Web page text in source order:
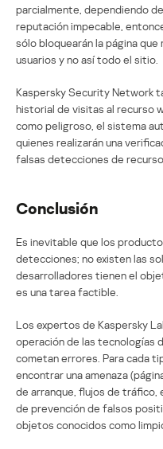
parcialmente, dependiendo
reputación impecable,
sólo bloquearán la página
usuarios y no así todo el sitio.
Kaspersky Security Network
historial de visitas al recurso
como peligroso, el sistema
quienes realizarán una
falsas detecciones de
Conclusión
Es inevitable que los
detecciones; no existen las
desarrolladores tienen el
es una tarea factible.
Los expertos de Kaspersky
operación de las tecnologías
cometan errores. Para cada
encontrar una amenaza
de arranque, flujos de tráfico,
de prevención de falsos
objetos conocidos como